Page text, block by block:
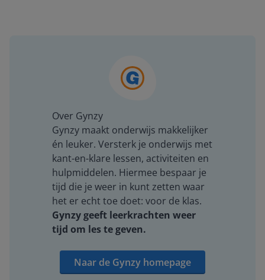
Over Gynzy
Gynzy maakt onderwijs makkelijker
én leuker. Versterk je onderwijs met
kant-en-klare lessen, activiteiten en
hulpmiddelen. Hiermee bespaar je
tijd die je weer in kunt zetten waar
het er echt toe doet: voor de klas.
Gynzy geeft leerkrachten weer
tijd om les te geven.
Naar de Gynzy homepage